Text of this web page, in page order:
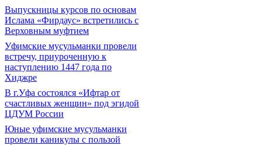
Выпускницы курсов по основам
Ислама «Фирдаус» встретились с
Верховным муфтием
Уфимские мусульманки провели
встречу, приуроченную к
наступлению 1447 года по
Хиджре
В г.Уфа состоялся «Ифтар от
счастливых женщин» под эгидой
ЦДУМ России
Юные уфимские мусульманки
провели каникулы с пользой